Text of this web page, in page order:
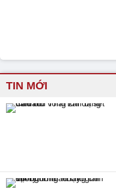
TIN MỚI